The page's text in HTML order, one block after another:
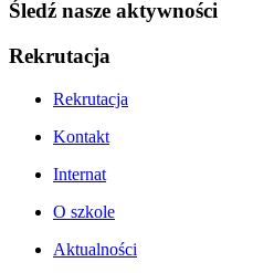
Śledź nasze aktywności
Rekrutacja
Rekrutacja
Kontakt
Internat
O szkole
Aktualności